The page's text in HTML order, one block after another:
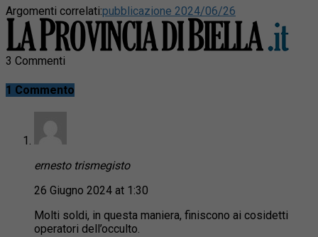
Argomenti correlati:pubblicazione 2024/06/26
3 Commenti
1 Commento
ernesto trismegisto
26 Giugno 2024 at 1:30
Molti soldi, in questa maniera, finiscono ai cosidetti
operatori dell’occulto.